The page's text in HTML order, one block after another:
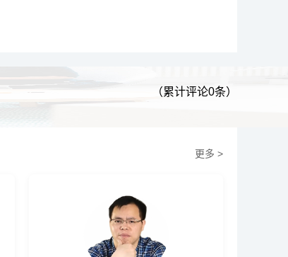
（累计评论0条）
更多 >